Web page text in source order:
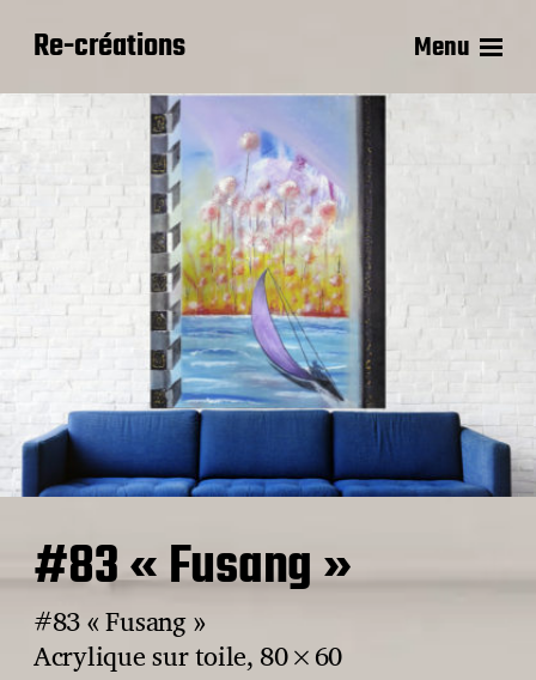
Re-créations Menu
#83 « Fusang »
#83 « Fusang »
Acrylique sur toile, 80×60